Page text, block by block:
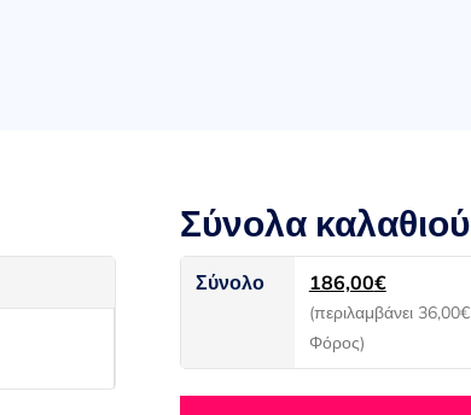
Σύνολα καλαθιού
Σύνολο 186,00€
(περιλαμβάνει 36,00€
Φόρος)